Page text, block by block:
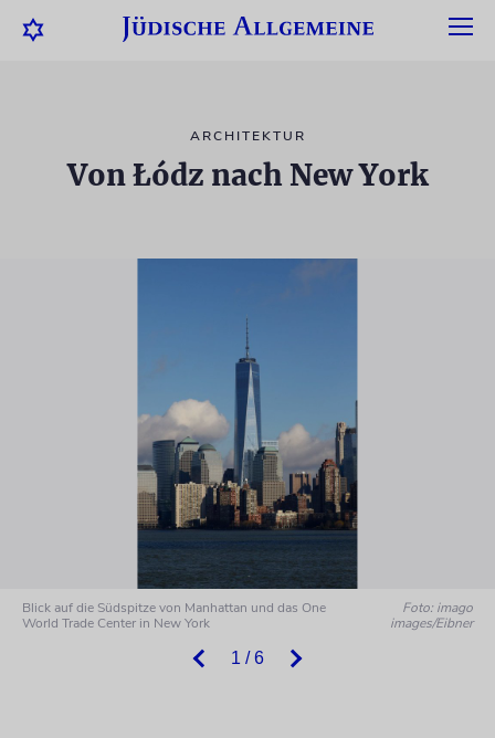
ARCHITEKTUR
Von Łódz nach New York
1 / 6
Blick auf die Südspitze von Manhattan und das One
World Trade Center in New York
Foto: imago
images/Eibner